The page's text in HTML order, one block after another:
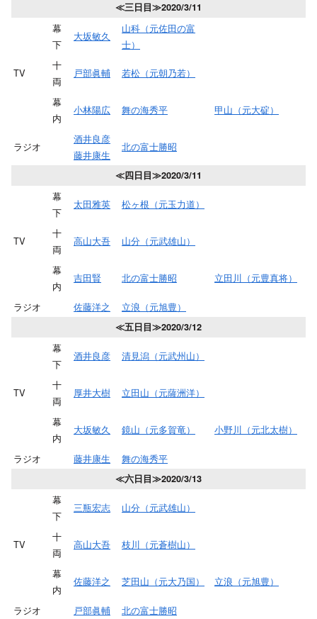
≪三日目≫2020/3/11
TV
幕
下
大坂敏久
山科（元佐田の富
士）
十
両
戸部眞輔 若松（元朝乃若）
幕
内
小林陽広 舞の海秀平 甲山（元大碇）
ラジオ
酒井良彦
藤井康生
北の富士勝昭
≪四日目≫2020/3/11
TV
幕
下
太田雅英 松ヶ根（元玉力道）
十
両
高山大吾 山分（元武雄山）
幕
内
吉田賢 北の富士勝昭 立田川（元豊真将）
ラジオ 佐藤洋之 立浪（元旭豊）
≪五日目≫2020/3/12
TV
幕
下
酒井良彦 清見潟（元武州山）
十
両
厚井大樹 立田山（元薩洲洋）
幕
内
大坂敏久 鏡山（元多賀竜） 小野川（元北太樹）
ラジオ 藤井康生 舞の海秀平
≪六日目≫2020/3/13
TV
幕
下
三瓶宏志 山分（元武雄山）
十
両
高山大吾 枝川（元蒼樹山）
幕
内
佐藤洋之 芝田山（元大乃国） 立浪（元旭豊）
ラジオ 戸部眞輔 北の富士勝昭